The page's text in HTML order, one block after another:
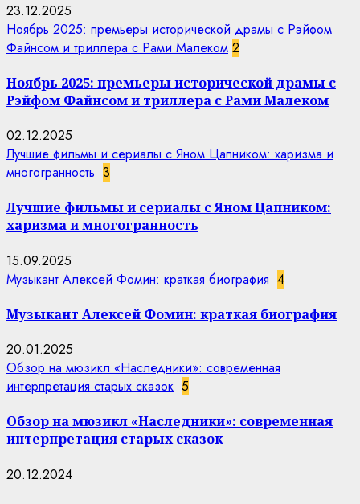
23.12.2025
Ноябрь 2025: премьеры исторической драмы с Рэйфом
Файнсом и триллера с Рами Малеком 2
Ноябрь 2025: премьеры исторической драмы с
Рэйфом Файнсом и триллера с Рами Малеком
02.12.2025
Лучшие фильмы и сериалы с Яном Цапником: харизма и
многогранность 3
Лучшие фильмы и сериалы с Яном Цапником:
харизма и многогранность
15.09.2025
Музыкант Алексей Фомин: краткая биография 4
Музыкант Алексей Фомин: краткая биография
20.01.2025
Обзор на мюзикл «Наследники»: современная
интерпретация старых сказок 5
Обзор на мюзикл «Наследники»: современная
интерпретация старых сказок
20.12.2024